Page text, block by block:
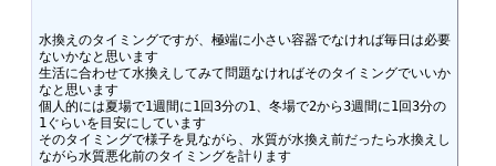
水換えのタイミングですが、極端に小さい容器でなければ毎日は必要
ないかなと思います
生活に合わせて水換えしてみて問題なければそのタイミングでいいか
なと思います
個人的には夏場で1週間に1回3分の1、冬場で2から3週間に1回3分の
1ぐらいを目安にしています
そのタイミングで様子を見ながら、水質が水換え前だったら水換えし
ながら水質悪化前のタイミングを計ります